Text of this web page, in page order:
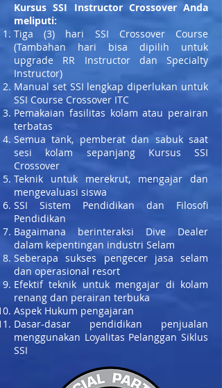
Kursus SSI Instructor Crossover Anda
meliputi:
Tiga (3) hari SSI Crossover Course
(Tambahan hari bisa dipilih untuk
upgrade RR Instructor dan Specialty
Instructor)
Manual set SSI lengkap diperlukan untuk
SSI Course Crossover ITC
Pemakaian fasilitas kolam atau perairan
terbatas
Semua tank, pemberat dan sabuk saat
sesi kolam sepanjang Kursus SSI
Crossover
Teknik untuk merekrut, mengajar dan
mengevaluasi siswa
SSI Sistem Pendidikan dan Filosofi
Pendidikan
Bagaimana berinteraksi Dive Dealer
dalam kepentingan industri Selam
Seberapa sukses pengecer jasa selam
dan operasional resort
Efektif teknik untuk mengajar di kolam
renang dan perairan terbuka
Aspek Hukum pengajaran
Dasar-dasar pendidikan penjualan
menggunakan Loyalitas Pelanggan Siklus
SSI